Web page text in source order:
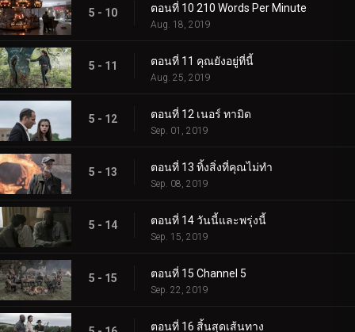
5 - 10 ตอนที่ 10 210 Words Per Minute
Aug. 18, 2019
5 - 11 ตอนที่ 11 คุณยังอยู่ที่นี้
Aug. 25, 2019
5 - 12 ตอนที่ 12 เนอร์ ทามิด
Sep. 01, 2019
5 - 13 ตอนที่ 13 ทิ้งสิ่งที่คุณไม่ทำ
Sep. 08, 2019
5 - 14 ตอนที่ 14 วันนี้และพรุ่งนี้
Sep. 15, 2019
5 - 15 ตอนที่ 15 Channel 5
Sep. 22, 2019
ตอนที่ 16 สิ้นสุดเส้นทาง